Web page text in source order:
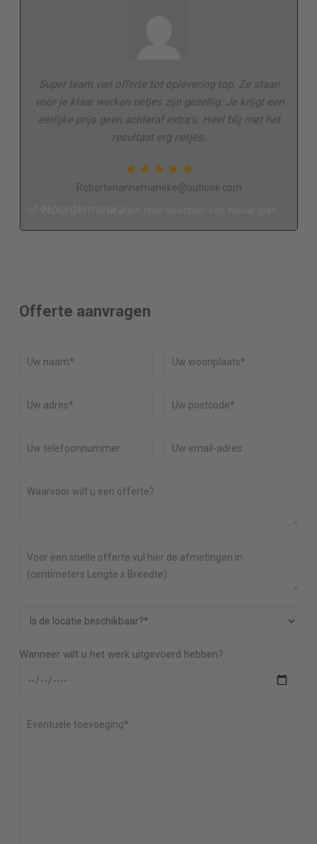
Super team van offerte tot oplevering top. Ze staan
voor je klaar werken netjes zijn gezellig. Je krijgt een
eerlijke prijs geen achteraf extra's. Heel blij met het
resultaat erg netjes.
Robertenannemarieke@outlook.com
Offerte aanvragen
Wanneer wilt u het werk uitgevoerd hebben?